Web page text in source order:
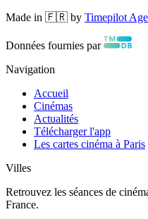
Made in 🇫🇷 by Timepilot
Données fournies par
Navigation
Accueil
Cinémas
Actualités
Télécharger l'app
Les cartes cinéma à Paris
Villes
Retrouvez les séances de
France.